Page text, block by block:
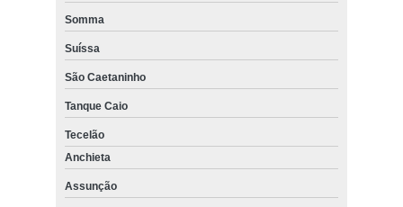
Somma
Suíssa
São Caetaninho
Tanque Caio
Tecelão
Anchieta
Assunção